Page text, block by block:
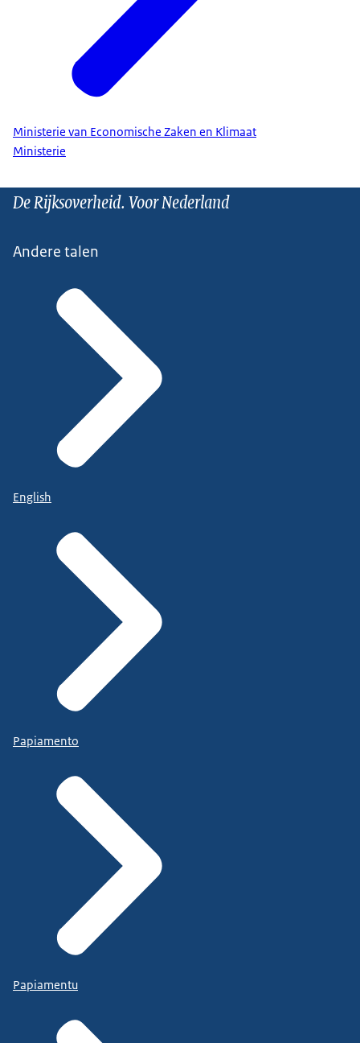
Ministerie van Economische Zaken en Klimaat
Ministerie
De Rijksoverheid. Voor Nederland
Andere talen
English
Papiamento
Papiamentu